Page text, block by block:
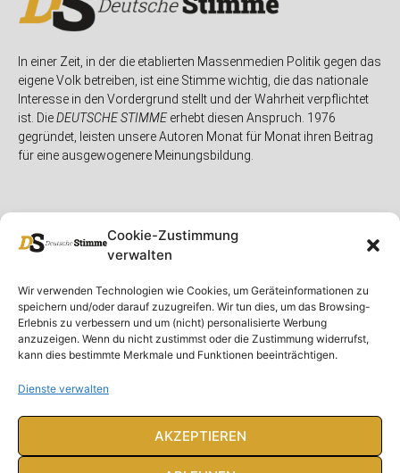
Cookie-Zustimmung
verwalten
Wir verwenden Technologien wie Cookies, um Geräteinformationen zu
speichern und/oder darauf zuzugreifen. Wir tun dies, um das Browsing-
Erlebnis zu verbessern und um (nicht) personalisierte Werbung
anzuzeigen. Wenn du nicht zustimmst oder die Zustimmung widerrufst,
kann dies bestimmte Merkmale und Funktionen beeinträchtigen.
Dienste verwalten
AKZEPTIEREN
In einer Zeit, in der die etablierten Massenmedien Politik gegen das
eigene Volk betreiben, ist eine Stimme wichtig, die das nationale
Interesse in den Vordergrund stellt und der Wahrheit verpflichtet
ist. DieDEUTSCHE STIMMEerhebt diesen Anspruch. 1976
gegründet, leisten unsere Autoren Monat für Monat ihren Beitrag
für eine ausgewogenere Meinungsbildung.
Unser Magazin
Spenden
Ausgaben
Abonnieren
Rubriken
Deutschland
Ausland
Feuilleton
Rechtliches
Rechtliche Hinweise
Impressum
Datenschutzerklärung